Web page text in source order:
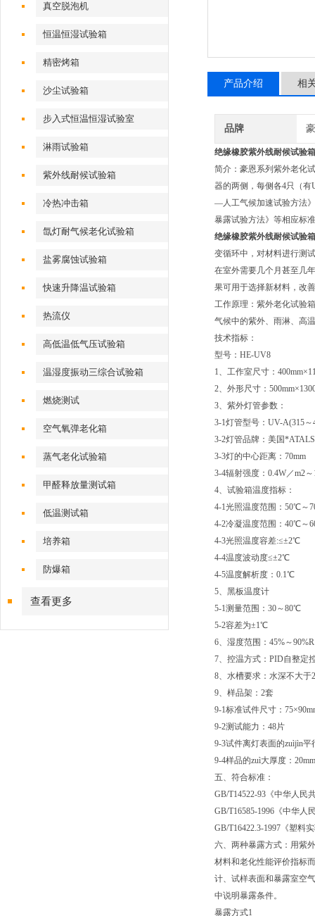
真空脱泡机
恒温恒湿试验箱
精密烤箱
沙尘试验箱
步入式恒温恒湿试验室
淋雨试验箱
紫外线耐候试验箱
冷热冲击箱
氙灯耐气候老化试验箱
盐雾腐蚀试验箱
快速升降温试验箱
热流仪
高低温低气压试验箱
温湿度振动三综合试验箱
燃烧测试
空气氧弹老化箱
蒸气老化试验箱
甲醛释放量测试箱
低温测试箱
培养箱
防爆箱
查看更多
产品介绍 相
品牌
绝缘橡胶紫外线耐候试验箱
简介：豪恩系列紫外老化
器的两侧，每侧各4只（有
—人工气候加速试验方法
暴露试验方法》等相应标
绝缘橡胶紫外线耐候试验箱
变循环中，对材料进行测
在室外需要几个月甚至几
果可用于选择新材料，改
工作原理：紫外老化试验
气候中的紫外、雨淋、高
技术指标：
型号：HE-UV8
1、工作室尺寸：
2、外形尺寸：
3、紫外灯管参数：
3-1灯管型号：UV-A(315～
3-2灯管品牌：美国*ATALS
3-3灯的中心距离：70mm
3-4辐射强度：0.4W／m2
4、试验箱温度指标：
4-1光照温度范围：50℃～
4-2冷凝温度范围：40℃～
4-3光照温度容差:≤±2℃
4-4温度波动度≤±2℃
4-5温度解析度：0.1℃
5、黑板温度计
5-1测量范围：30～80℃
5-2容差为±1℃
6、湿度范围：45%～
7、控温方式：PID自整定
8、水槽要求：水深不大于
9、样品架：2套
9-1标准试件尺寸：
9-2测试能力：
9-3试件离灯表面的
9-4样品的zuì大厚度：20mm
五、符合标准：
GB/T14522-93《中华人
GB/T16585-1996《中华
GB/T16422.3-1997《塑料
六、两种暴露方式：用紫
材料和老化性能评价指标
计、试样表面和暴露室空
中说明暴露条件。
暴露方式1